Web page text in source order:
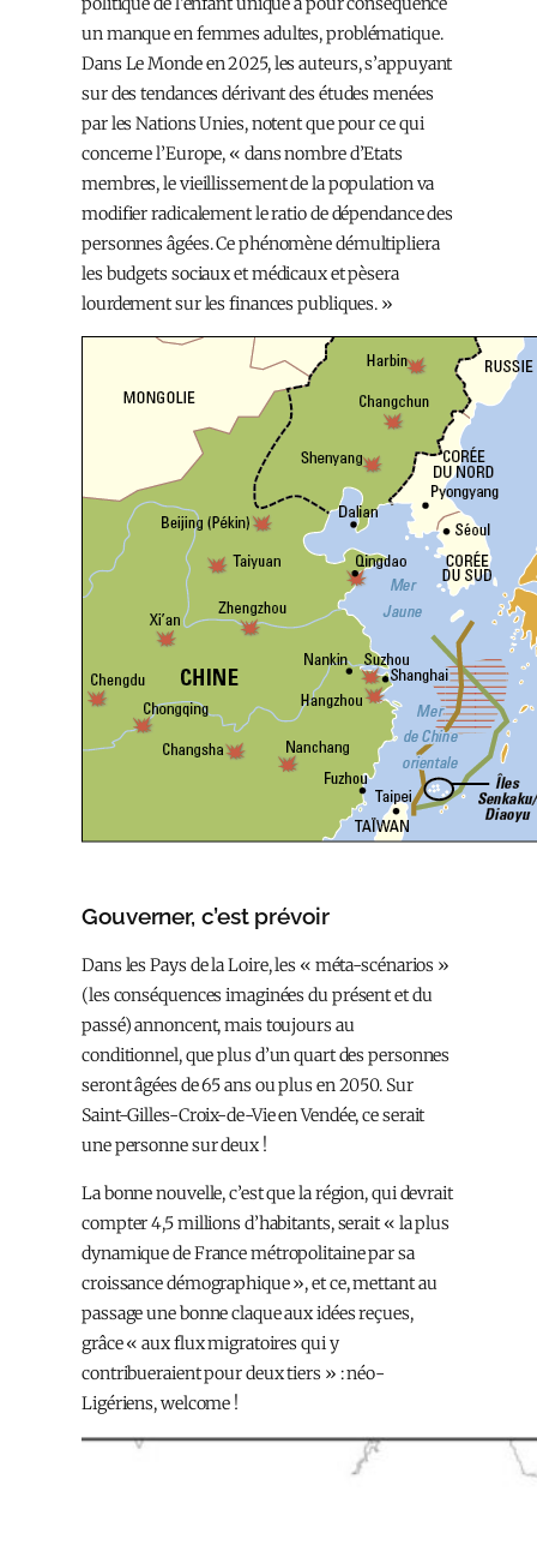
un manque en femmes adultes, problématique.
Dans Le Monde en 2025, les auteurs, s’appuyant
sur des tendances dérivant des études menées
par les Nations Unies, notent que pour ce qui
concerne l’Europe, « dans nombre d’Etats
membres, le vieillissement de la population va
modifier radicalement le ratio de dépendance des
personnes âgées. Ce phénomène démultipliera
les budgets sociaux et médicaux et pèsera
lourdement sur les finances publiques. »
Gouverner, c’est prévoir
Dans les Pays de la Loire, les « méta-scénarios »
(les conséquences imaginées du présent et du
passé) annoncent, mais toujours au
conditionnel, que plus d’un quart des personnes
seront âgées de 65 ans ou plus en 2050. Sur
Saint-Gilles-Croix-de-Vie en Vendée, ce serait
une personne sur deux !
La bonne nouvelle, c’est que la région, qui devrait
compter 4,5 millions d’habitants, serait « la plus
dynamique de France métropolitaine par sa
croissance démographique », et ce, mettant au
passage une bonne claque aux idées reçues,
grâce « aux flux migratoires qui y
contribueraient pour deux tiers » : néo-
Ligériens, welcome !